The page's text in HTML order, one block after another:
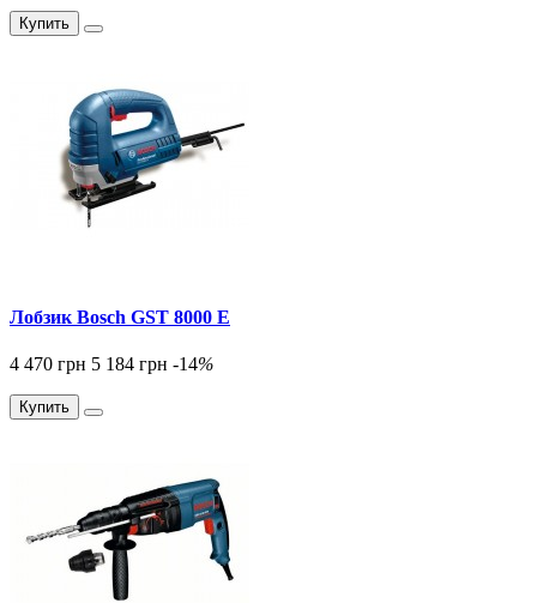
Купить
Лобзик Bosch GST 8000 E
4 470 грн 5 184 грн -14%
Купить